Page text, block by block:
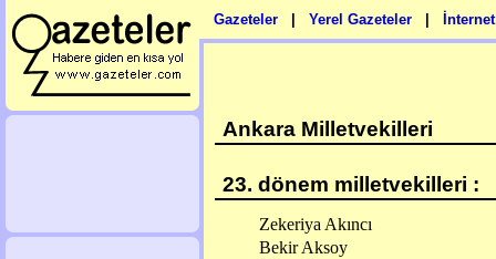
Gazeteler Yerel Gazeteler
Ankara Milletvekilleri
23. dönem milletvekilleri :
Zekeriya Akıncı
Bekir Aksoy